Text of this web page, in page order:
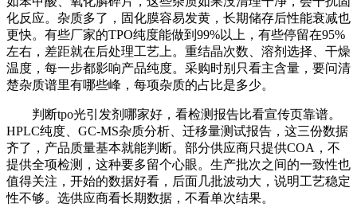
化反应。杂质多了，固化膜容易发黄，长期储存后性能衰减也
更快。有些厂家的TPO纯度能做到99%以上，有些停留在95%
左右，差距就在后处理工艺上。重结晶次数、溶剂选择、干燥
温度，每一步都影响产品纯度。采购时别只看主含量，要问清
楚杂质谱里有哪些峰，每项杂质的占比是多少。
判断tpo光引发剂哪家好，看检测报告比看宣传页靠谱。
HPLC纯度、GC-MS杂质分析、迁移量测试报告，这三份数据
齐了，产品质量基本就能判断。部分供应商只提供COA，不
提供全项检测，这种要多留个心眼。生产批次之间的一致性也
值得关注，开始的数据好看，后面几批波动大，说明工艺稳定
性不够。选供应商看长期数据，不看单次结果。